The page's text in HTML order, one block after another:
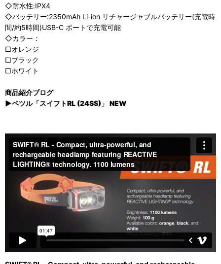
◇耐水性:IPX4
◇バッテリー:2350mAh Li-ion リチャージャブルバッテリー(充電時
間/約5時間)USB-C ポートで充電可能
◇カラー：
□オレンジ
□ブラック
□ホワイト
商品紹介ブログ
▶ペツル「スイフトRL (24SS)」 NEW